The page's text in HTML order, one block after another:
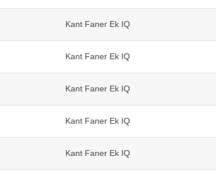
Kant Faner Ek IQ
Kant Faner Ek IQ
Kant Faner Ek IQ
Kant Faner Ek IQ
Kant Faner Ek IQ